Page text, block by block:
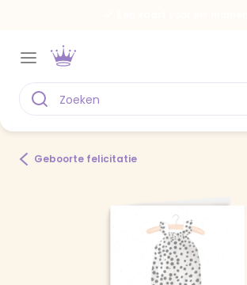
Geboorte felicitatie